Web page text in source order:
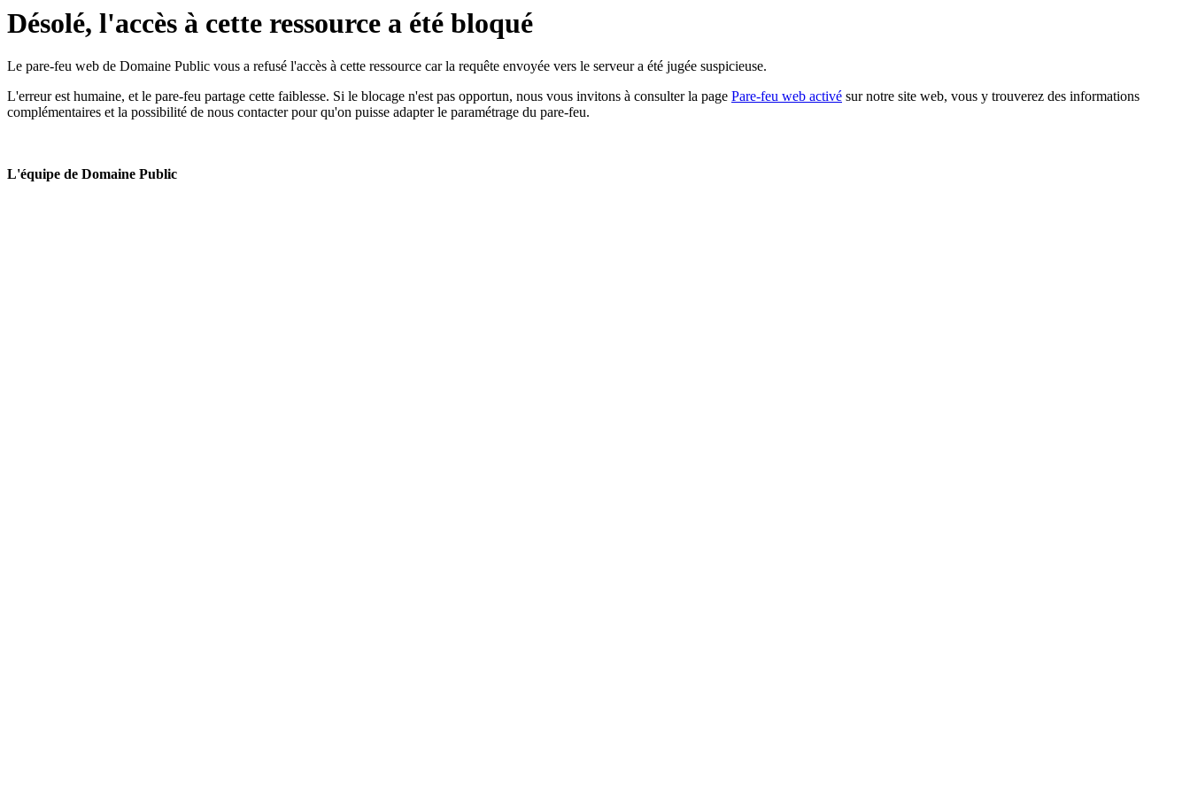
Désolé, l'accès à cette ressource a été bloqué
Le pare-feu web de Domaine Public vous a refusé l'accès à cette ressource car la requête envoyée vers le serveur a été jugée suspicieuse.
L'erreur est humaine, et le pare-feu partage cette faiblesse. Si le blocage n'est pas opportun, nous vous invitons à consulter la page Pare-feu web activé sur notre site web, vous y trouverez des informations
complémentaires et la possibilité de nous contacter pour qu'on puisse adapter le paramétrage du pare-feu.
L'équipe de Domaine Public